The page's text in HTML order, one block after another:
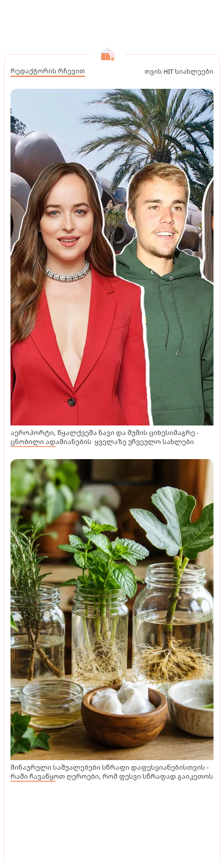
რედაქტორის რჩევით თვის HIT სიახლეები
აეროპორტი, წყალქვეშა ნავი და შუშის ციხესიმაგრე -
ცნობილი ადამიანების ყველაზე უჩვეულო სახლები
შინაურული საშუალებები სწრაფი დაფესვიანებისთვის -
რაში ჩავაწყოთ ღეროები, რომ ფესვი სწრაფად გაიკეთოს